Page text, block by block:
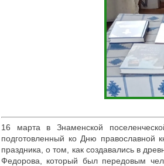
16 марта в Знаменской
подготовленный ко Дню православной
праздника, о том, как создавались в
Федорова, который был передовым